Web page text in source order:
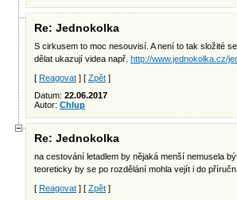
Re: Jednokolka
S cirkusem to moc nesouvisí. A není to tak složité
dělat ukazují videa např. http://www.jednokolka.cz/
[ Reagovat ] [ Zpět ]
Datum: 22.06.2017
Autor: Chlup
Re: Jednokolka
na cestování letadlem by nějaká menší nemusela
teoreticky by se po rozdělání mohla vejít i do
[ Reagovat ] [ Zpět ]